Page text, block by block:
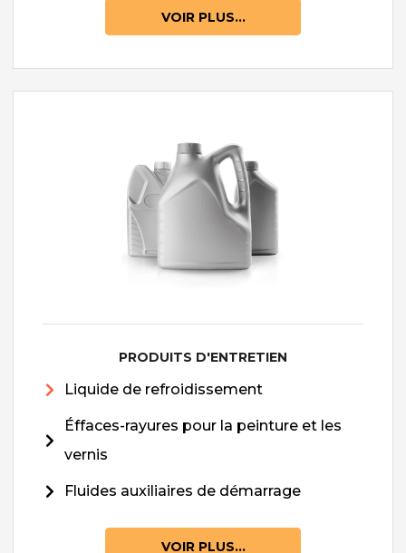
VOIR PLUS...
PRODUITS D'ENTRETIEN
Liquide de refroidissement
Éffaces-rayures pour la peinture et les
vernis
Fluides auxiliaires de démarrage
VOIR PLUS...